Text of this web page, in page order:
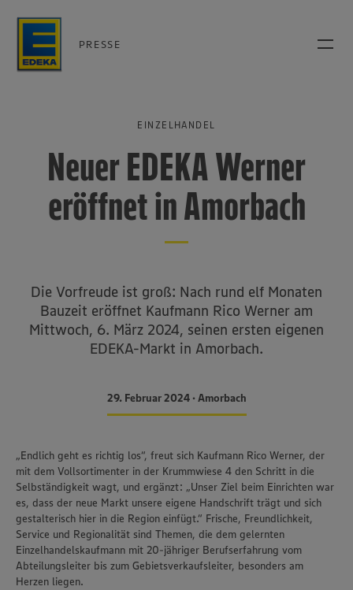
PRESSE
EINZELHANDEL
Neuer EDEKA Werner
eröffnet in Amorbach
Die Vorfreude ist groß: Nach rund elf Monaten
Bauzeit eröffnet Kaufmann Rico Werner am
Mittwoch, 6. März 2024, seinen ersten eigenen
EDEKA-Markt in Amorbach.
29. Februar 2024 • Amorbach
„Endlich geht es richtig los“, freut sich Kaufmann Rico Werner, der
mit dem Vollsortimenter in der Krummwiese 4 den Schritt in die
Selbständigkeit wagt, und ergänzt: „Unser Ziel beim Einrichten war
es, dass der neue Markt unsere eigene Handschrift trägt und sich
gestalterisch hier in die Region einfügt.“ Frische, Freundlichkeit,
Service und Regionalität sind Themen, die dem gelernten
Einzelhandelskaufmann mit 20-jähriger Berufserfahrung vom
Abteilungsleiter bis zum Gebietsverkaufsleiter, besonders am
Herzen liegen.